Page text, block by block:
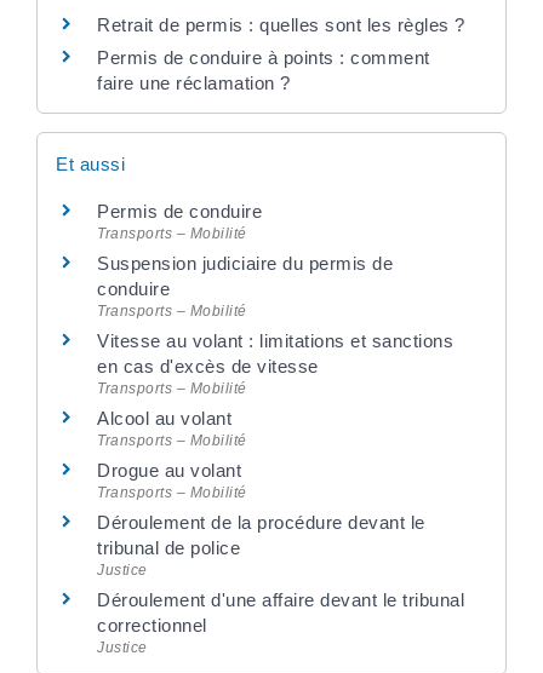
Retrait de permis : quelles sont les règles ?
Permis de conduire à points : comment
faire une réclamation ?
Et aussi
Permis de conduire
Transports – Mobilité
Suspension judiciaire du permis de
conduire
Transports – Mobilité
Vitesse au volant : limitations et sanctions
en cas d'excès de vitesse
Transports – Mobilité
Alcool au volant
Transports – Mobilité
Drogue au volant
Transports – Mobilité
Déroulement de la procédure devant le
tribunal de police
Justice
Déroulement d'une affaire devant le tribunal
correctionnel
Justice